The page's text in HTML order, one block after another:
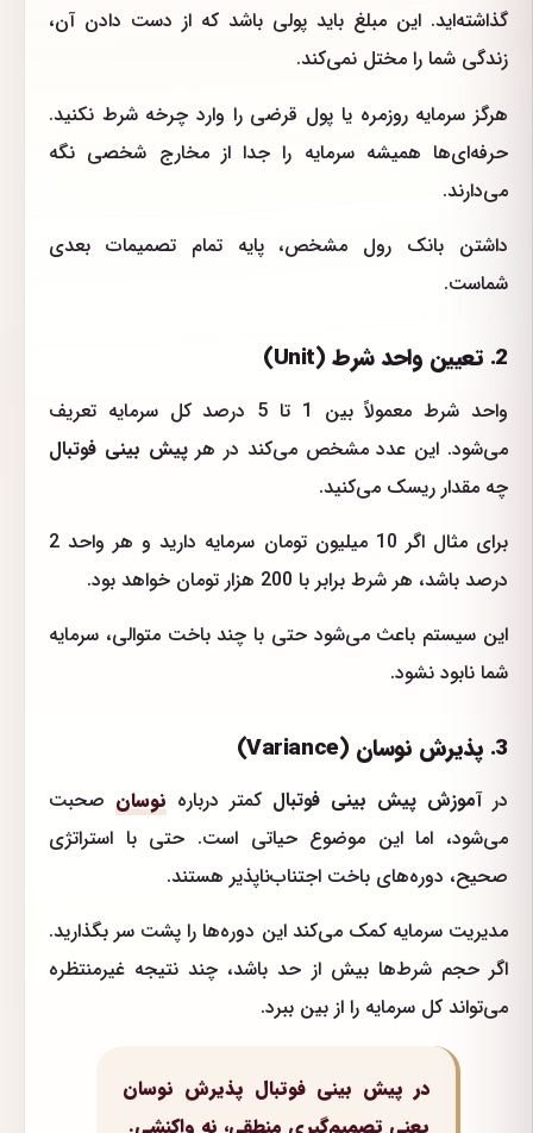
گذاشته‌اید. این مبلغ باید پولی باشد که از دست دادن آن،
زندگی شما را مختل نمی‌کند.
هرگز سرمایه روزمره یا پول قرضی را وارد چرخه شرط نکنید.
حرفه‌ای‌ها همیشه سرمایه را جدا از مخارج شخصی نگه
می‌دارند.
داشتن بانک رول مشخص، پایه تمام تصمیمات بعدی
شماست.
2. تعیین واحد شرط (Unit)
واحد شرط معمولاً بین 1 تا 5 درصد کل سرمایه تعریف
می‌شود. این عدد مشخص می‌کند در هرپیش بینی فوتبال
چه مقدار ریسک می‌کنید.
برای مثال اگر 10 میلیون تومان سرمایه دارید و هر واحد 2
درصد باشد، هر شرط برابر با 200 هزار تومان خواهد بود.
این سیستم باعث می‌شود حتی با چند باخت متوالی، سرمایه
شما نابود نشود.
3. پذیرش نوسان (Variance)
درآموزش پیش بینی فوتبال کمتر درباره نوسان صحبت
می‌شود، اما این موضوع حیاتی است. حتی با استراتژی
صحیح، دوره‌های باخت اجتناب‌ناپذیر هستند.
مدیریت سرمایه کمک می‌کند این دوره‌ها را پشت سر بگذارید.
اگر حجم شرط‌ها بیش از حد باشد، چند نتیجه غیرمنتظره
می‌تواند کل سرمایه را از بین ببرد.
در پیش بینی فوتبال پذیرش نوسان
یعنی تصمیم‌گیری منطقی، نه واکنشی.